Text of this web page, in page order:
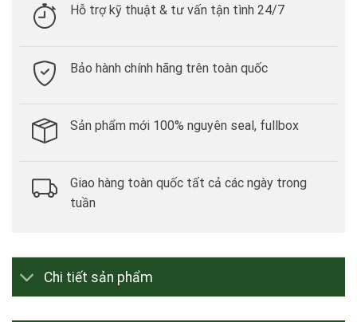
Hỗ trợ kỹ thuật & tư vấn tận tình 24/7
Bảo hành chính hãng trên toàn quốc
Sản phẩm mới 100% nguyên seal, fullbox
Giao hàng toàn quốc tất cả các ngày trong
tuần
Chi tiết sản phẩm